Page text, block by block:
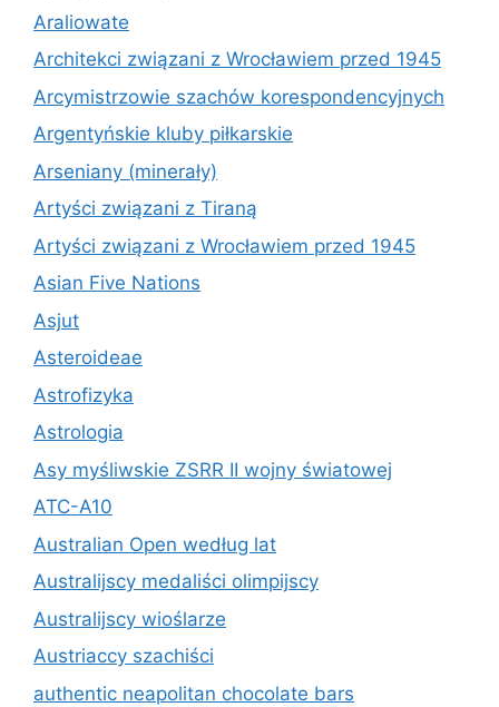
Araliowate
Architekci związani z Wrocławiem przed 1945
Arcymistrzowie szachów korespondencyjnych
Argentyńskie kluby piłkarskie
Arseniany (minerały)
Artyści związani z Tiraną
Artyści związani z Wrocławiem przed 1945
Asian Five Nations
Asjut
Asteroideae
Astrofizyka
Astrologia
Asy myśliwskie ZSRR II wojny światowej
ATC-A10
Australian Open według lat
Australijscy medaliści olimpijscy
Australijscy wioślarze
Austriaccy szachiści
authentic neapolitan chocolate bars